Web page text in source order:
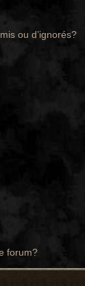
ou d’ignorés?
forum?